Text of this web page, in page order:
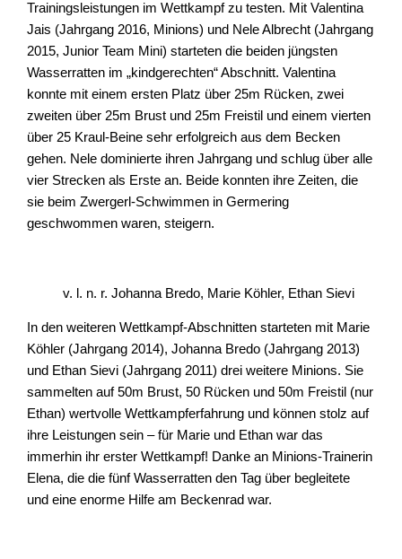
Trainingsleistungen im Wettkampf zu testen. Mit Valentina
Jais (Jahrgang 2016, Minions) und Nele Albrecht (Jahrgang
2015, Junior Team Mini) starteten die beiden jüngsten
Wasserratten im „kindgerechten“ Abschnitt. Valentina
konnte mit einem ersten Platz über 25m Rücken, zwei
zweiten über 25m Brust und 25m Freistil und einem vierten
über 25 Kraul-Beine sehr erfolgreich aus dem Becken
gehen. Nele dominierte ihren Jahrgang und schlug über alle
vier Strecken als Erste an. Beide konnten ihre Zeiten, die
sie beim Zwergerl-Schwimmen in Germering
geschwommen waren, steigern.
v. l. n. r. Johanna Bredo, Marie Köhler, Ethan Sievi
In den weiteren Wettkampf-Abschnitten starteten mit Marie
Köhler (Jahrgang 2014), Johanna Bredo (Jahrgang 2013)
und Ethan Sievi (Jahrgang 2011) drei weitere Minions. Sie
sammelten auf 50m Brust, 50 Rücken und 50m Freistil (nur
Ethan) wertvolle Wettkampferfahrung und können stolz auf
ihre Leistungen sein – für Marie und Ethan war das
immerhin ihr erster Wettkampf! Danke an Minions-Trainerin
Elena, die die fünf Wasserratten den Tag über begleitete
und eine enorme Hilfe am Beckenrad war.